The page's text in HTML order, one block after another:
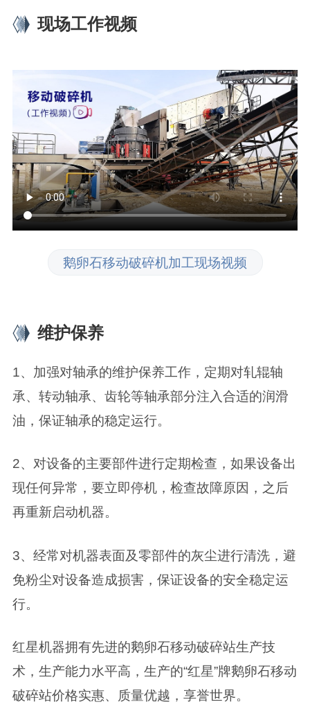
现场工作视频
鹅卵石移动破碎机加工现场视频
维护保养
1、加强对轴承的维护保养工作，定期对轧辊轴
承、转动轴承、齿轮等轴承部分注入合适的润滑
油，保证轴承的稳定运行。
2、对设备的主要部件进行定期检查，如果设备出
现任何异常，要立即停机，检查故障原因，之后
再重新启动机器。
3、经常对机器表面及零部件的灰尘进行清洗，避
免粉尘对设备造成损害，保证设备的安全稳定运
行。
红星机器拥有先进的鹅卵石移动破碎站生产技
术，生产能力水平高，生产的“红星”牌鹅卵石移动
破碎站价格实惠、质量优越，享誉世界。